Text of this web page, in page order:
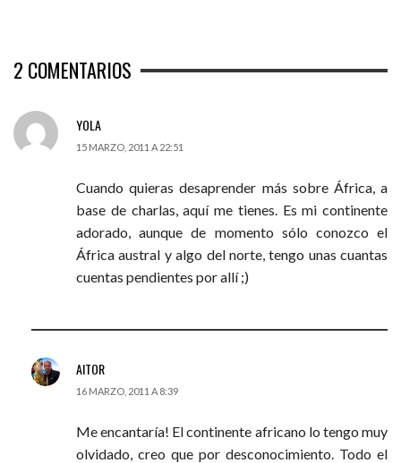
2 COMENTARIOS
YOLA
15 MARZO, 2011 A 22:51
Cuando quieras desaprender más sobre África, a
base de charlas, aquí me tienes. Es mi continente
adorado, aunque de momento sólo conozco el
África austral y algo del norte, tengo unas cuantas
cuentas pendientes por allí ;)
AITOR
16 MARZO, 2011 A 8:39
Me encantaría! El continente africano lo tengo muy
olvidado, creo que por desconocimiento. Todo el